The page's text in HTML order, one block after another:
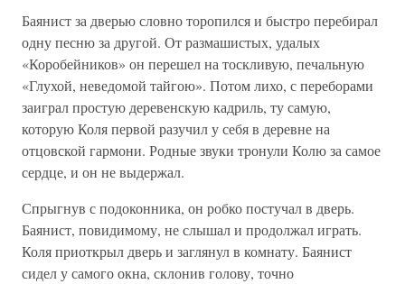
Баянист за дверью словно торопился и быстро перебирал
одну песню за другой. От размашистых, удалых
«Коробейников» он перешел на тоскливую, печальную
«Глухой, неведомой тайгою». Потом лихо, с переборами
заиграл простую деревенскую кадриль, ту самую,
которую Коля первой разучил у себя в деревне на
отцовской гармони. Родные звуки тронули Колю за самое
сердце, и он не выдержал.
Спрыгнув с подоконника, он робко постучал в дверь.
Баянист, повидимому, не слышал и продолжал играть.
Коля приоткрыл дверь и заглянул в комнату. Баянист
сидел у самого окна, склонив голову, точно